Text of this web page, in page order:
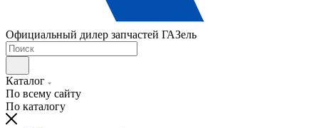
Официальный дилер запчастей ГАЗель
Каталог
По всему сайту
По каталогу